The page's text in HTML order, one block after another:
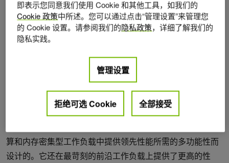
图 1。 NVIDIA GH200 Grace Hopper 超级芯片的逻辑概述
算和内存密集型工作负载中提供领先性能所需的多功能性而
设计的。它还在最苛刻的前沿工作负载上提供了更高的性
即表示您同意我们使用 Cookie 和其他工具，如我们的
Cookie 政策中所述。您可以通过点击“管理设置”来管理您
的 Cookie 设置。请参阅我们的隐私政策，详细了解我们的
隐私实践。
管理设置
拒绝可选 Cookie 全部接受